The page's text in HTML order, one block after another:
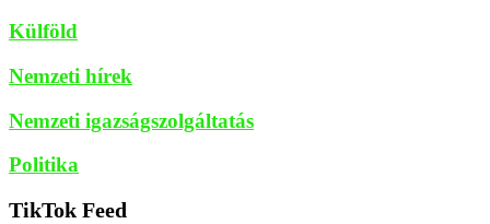
Külföld
Nemzeti hírek
Nemzeti igazságszolgáltatás
Politika
TikTok Feed